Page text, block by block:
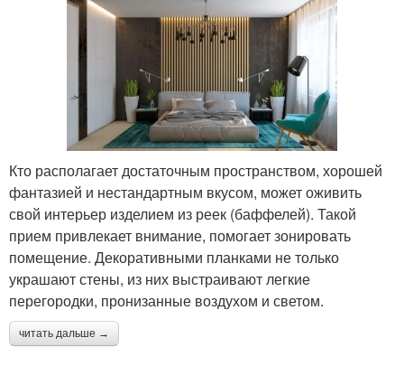
Кто располагает достаточным пространством, хорошей
фантазией и нестандартным вкусом, может оживить
свой интерьер изделием из реек (баффелей). Такой
прием привлекает внимание, помогает зонировать
помещение. Декоративными планками не только
украшают стены, из них выстраивают легкие
перегородки, пронизанные воздухом и светом.
читать дальше →